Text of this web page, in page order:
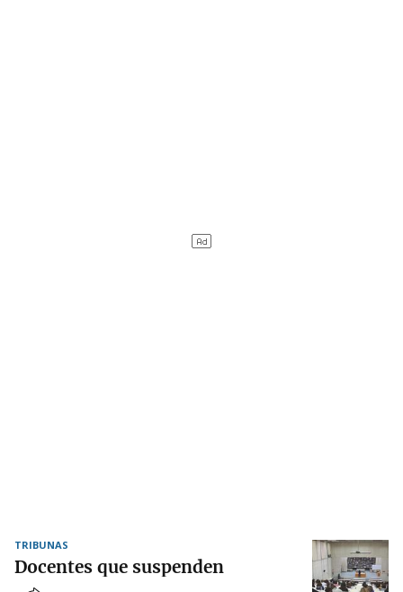
TRIBUNAS
Docentes que suspenden